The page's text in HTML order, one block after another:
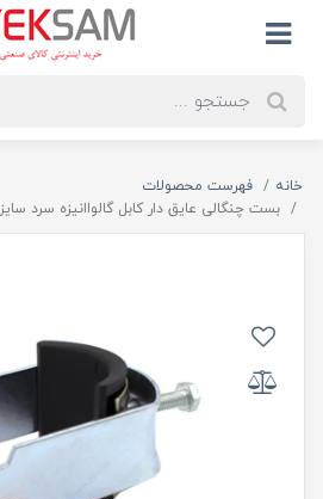
خانه
فهرست محصولات
بست چنگالی عایق دار کابل گالواانیزه سرد سایز 40-36 میلیمتر